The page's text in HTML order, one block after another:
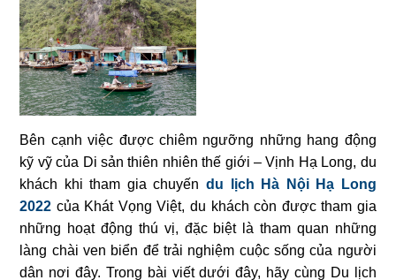
Bên cạnh việc được chiêm ngưỡng những hang động
kỹ vỹ của Di sản thiên nhiên thế giới – Vịnh Hạ Long, du
khách khi tham gia chuyến du lịch Hà Nội Hạ Long
2022 của Khát Vọng Việt, du khách còn được tham gia
những hoạt động thú vị, đặc biệt là tham quan những
làng chài ven biển để trải nghiệm cuộc sống của người
dân nơi đây. Trong bài viết dưới đây, hãy cùng Du lịch